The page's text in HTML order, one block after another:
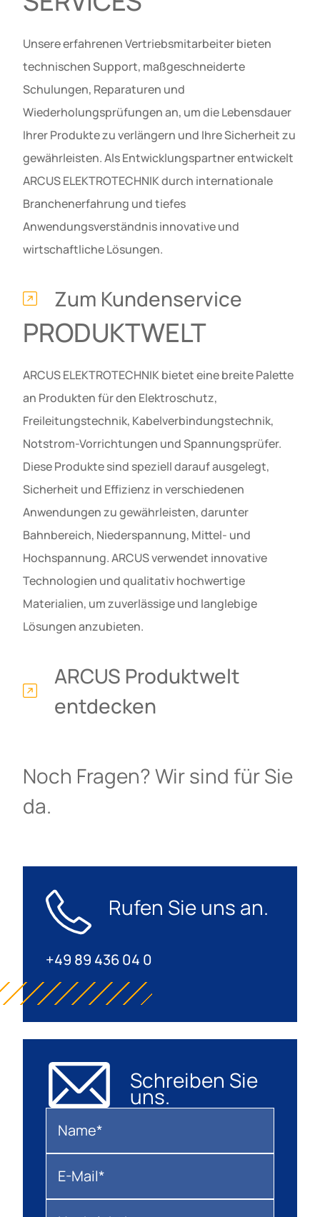
Unsere erfahrenen Vertriebsmitarbeiter bieten
technischen Support, maßgeschneiderte
Schulungen, Reparaturen und
Wiederholungsprüfungen an, um die Lebensdauer
Ihrer Produkte zu verlängern und Ihre Sicherheit zu
gewährleisten. Als Entwicklungspartner entwickelt
ARCUS ELEKTROTECHNIK durch internationale
Branchenerfahrung und tiefes
Anwendungsverständnis innovative und
wirtschaftliche Lösungen.
Zum Kundenservice
PRODUKTWELT
ARCUS ELEKTROTECHNIK bietet eine breite Palette
an Produkten für den Elektroschutz,
Freileitungstechnik, Kabelverbindungstechnik,
Notstrom-Vorrichtungen und Spannungsprüfer.
Diese Produkte sind speziell darauf ausgelegt,
Sicherheit und Effizienz in verschiedenen
Anwendungen zu gewährleisten, darunter
Bahnbereich, Niederspannung, Mittel- und
Hochspannung. ARCUS verwendet innovative
Technologien und qualitativ hochwertige
Materialien, um zuverlässige und langlebige
Lösungen anzubieten.
ARCUS Produktwelt
entdecken
Noch Fragen? Wir sind für Sie
da.
Rufen Sie uns an.
+49 89 436 04 0
Schreiben Sie
uns.